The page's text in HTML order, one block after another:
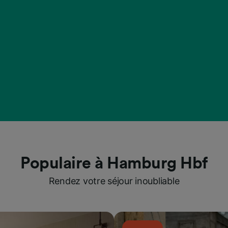
Populaire à Hamburg Hbf
Rendez votre séjour inoubliable